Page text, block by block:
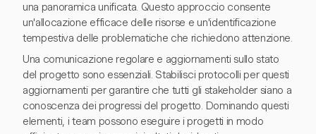
una panoramica unificata. Questo approccio consente
un'allocazione efficace delle risorse e un'identificazione
tempestiva delle problematiche che richiedono attenzione.
Una comunicazione regolare e aggiornamenti sullo stato
del progetto sono essenziali. Stabilisci protocolli per questi
aggiornamenti per garantire che tutti gli stakeholder siano a
conoscenza dei progressi del progetto. Dominando questi
elementi, i team possono eseguire i progetti in modo